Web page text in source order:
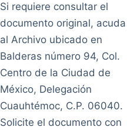
Si requiere consultar el
documento original, acuda
al Archivo ubicado en
Balderas número 94, Col.
Centro de la Ciudad de
México, Delegación
Cuauhtémoc, C.P. 06040.
Solicite el documento con